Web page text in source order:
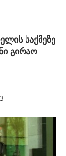
საქმეზე
გირაო